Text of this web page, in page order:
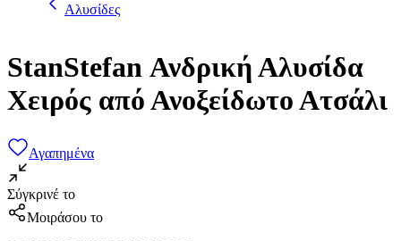
Αλυσίδες
StanStefan Ανδρική Αλυσίδα
Χειρός από Ανοξείδωτο Ατσάλι
Αγαπημένα
Σύγκρινέ το
Μοιράσου το